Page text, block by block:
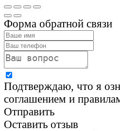
Форма обратной связи
Подтверждаю, что я
соглашением и
Отправить
Оставить отзыв